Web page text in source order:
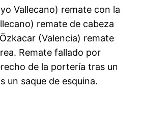
Vallecano) remate con la
remate de cabeza
(Valencia) remate
Remate fallado por
de la portería tras un
un saque de esquina.